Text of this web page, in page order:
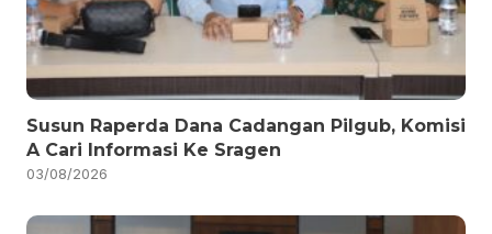
Susun Raperda Dana Cadangan Pilgub, Komisi
A Cari Informasi Ke Sragen
03/08/2026